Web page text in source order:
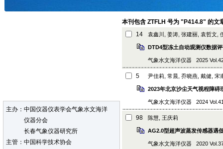
主办：中国仪器仪表学会气象水文海洋
仪器分会
长春气象仪器研究所
主管：中国科学技术协会
本刊包含 ZTFLH 号为 "P414.8" 的文
14
袁鑫川, 姜涛, 张建丽, 袁哲文,
DTD4型冻土自动观测仪数据
气象水文海洋仪器 2025
5 尹佳莉, 常晨, 乔晓燕, 戴健, 宋
2023年北京沙尘天气视程障碍
气象水文海洋仪器 2024
98 陈慧, 王庆莉
AG2.0型超声波蒸发传感器遇
气象水文海洋仪器 2020